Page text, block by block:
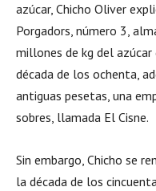
azúcar, Chicho Oliver
Porgadors, número 3,
millones de kg del azúcar
década de los ochenta,
antiguas pesetas, una
sobres, llamada El Cisne.
Sin embargo, Chicho se
la década de los